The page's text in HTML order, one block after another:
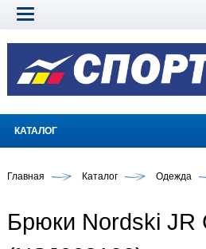
КАТАЛОГ
Главная Каталог Одежда
Брюки Nordski JR